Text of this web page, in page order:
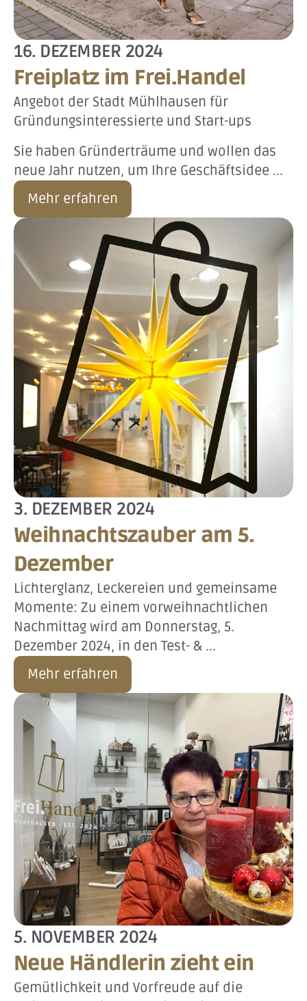
16. DEZEMBER 2024
Freiplatz im Frei.Handel
Angebot der Stadt Mühlhausen für
Gründungsinteressierte und Start-ups
Sie haben Gründerträume und wollen das
neue Jahr nutzen, um Ihre Geschäftsidee ...
Mehr erfahren
3. DEZEMBER 2024
Weihnachtszauber am 5.
Dezember
Lichterglanz, Leckereien und gemeinsame
Momente: Zu einem vorweihnachtlichen
Nachmittag wird am Donnerstag, 5.
Dezember 2024, in den Test- & ...
Mehr erfahren
5. NOVEMBER 2024
Neue Händlerin zieht ein
Gemütlichkeit und Vorfreude auf die